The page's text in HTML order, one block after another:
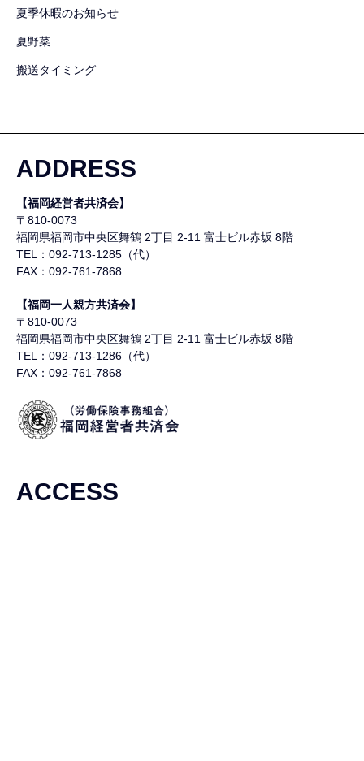
夏季休暇のお知らせ
夏野菜
搬送タイミング
ADDRESS
【福岡経営者共済会】
〒810-0073
福岡県福岡市中央区舞鶴 2丁目 2-11 富士ビル赤坂 8階
TEL：092-713-1285（代）
FAX：092-761-7868
【福岡一人親方共済会】
〒810-0073
福岡県福岡市中央区舞鶴 2丁目 2-11 富士ビル赤坂 8階
TEL：092-713-1286（代）
FAX：092-761-7868
ACCESS